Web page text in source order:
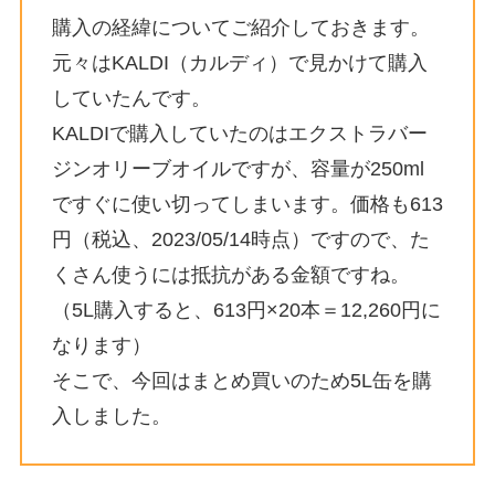
購入の経緯についてご紹介しておきます。
元々はKALDI（カルディ）で見かけて購入
していたんです。
KALDIで購入していたのはエクストラバー
ジンオリーブオイルですが、容量が250ml
ですぐに使い切ってしまいます。価格も613
円（税込、2023/05/14時点）ですので、た
くさん使うには抵抗がある金額ですね。
（5L購入すると、613円×20本＝12,260円に
なります）
そこで、今回はまとめ買いのため5L缶を購
入しました。